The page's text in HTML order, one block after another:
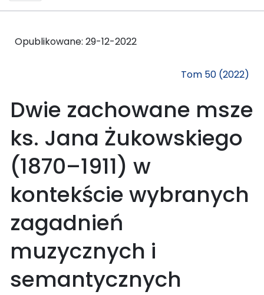
Opublikowane: 29-12-2022
Tom 50 (2022)
Dwie zachowane msze
ks. Jana Żukowskiego
(1870–1911) w
kontekście wybranych
zagadnień
muzycznych i
semantycznych